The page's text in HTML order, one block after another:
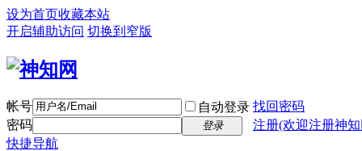
设为首页收藏本站
开启辅助访问 切换到窄版
帐号 自动登录 找回密码
密码
登录
注册(欢迎注册神
快捷导航